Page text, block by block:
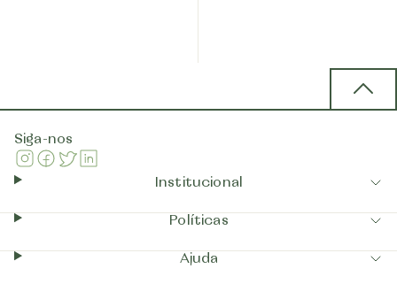
Siga-nos
Instagram
Facebook
Twitter
Institucional
Políticas
Ajuda